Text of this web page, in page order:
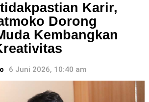
Karir,
Dorong
Kembangkan
6 Juni 2026, 10:40 am